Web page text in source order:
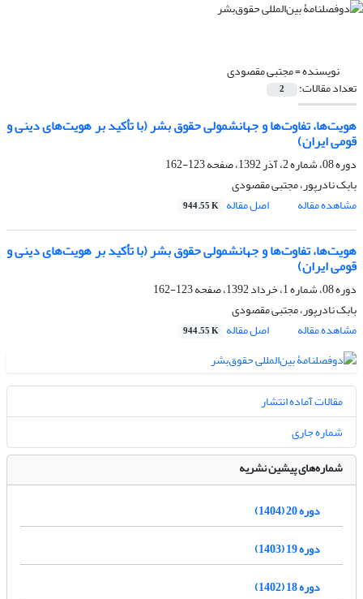
نویسنده =مجتبی مقصودی
تعداد مقالات: 2
هویت‌ها، تفاوت‌ها و جهانشمولی حقوق بشر (با تأکید بر هویت‌های دینی و
قومی ایران)
دوره 08، شماره 2، آذر 1392، صفحه
123-162
بابک نادرپور، مجتبی مقصودی
مشاهده مقاله
اصل مقاله 944.55 K
هویت‌ها، تفاوت‌ها و جهانشمولی حقوق بشر (با تأکید بر هویت‌های دینی و
قومی ایران)
دوره 08، شماره 1، خرداد 1392، صفحه
123-162
بابک نادرپور، مجتبی مقصودی
مشاهده مقاله
اصل مقاله 944.55 K
مقالات آماده انتشار
شماره جاری
شماره‌های پیشین نشریه
دوره 20 (1404)
دوره 19 (1403)
دوره 18 (1402)